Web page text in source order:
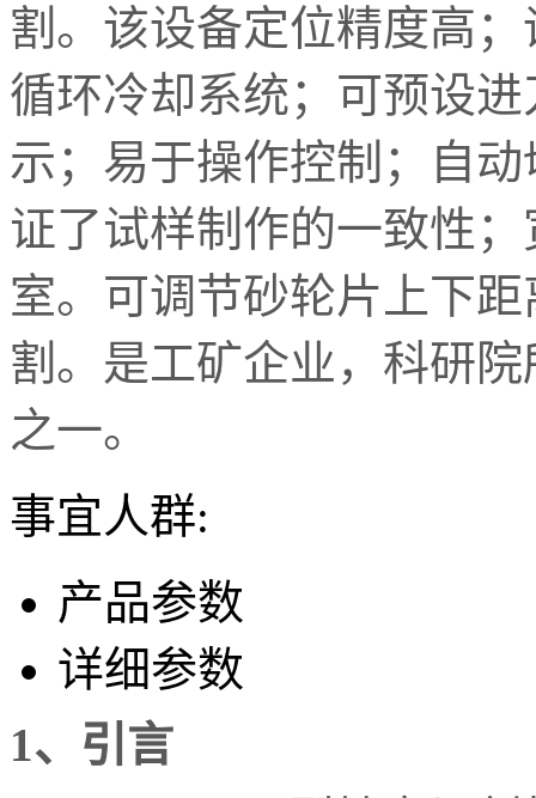
割。该设备定位精度高
循环冷却系统；可预设
示；易于操作控制；自
证了试样制作的一致性
室。可调节砂轮片上下
割。是工矿企业，科研
之一。
事宜人群:
产品参数
详细参数
1、引言